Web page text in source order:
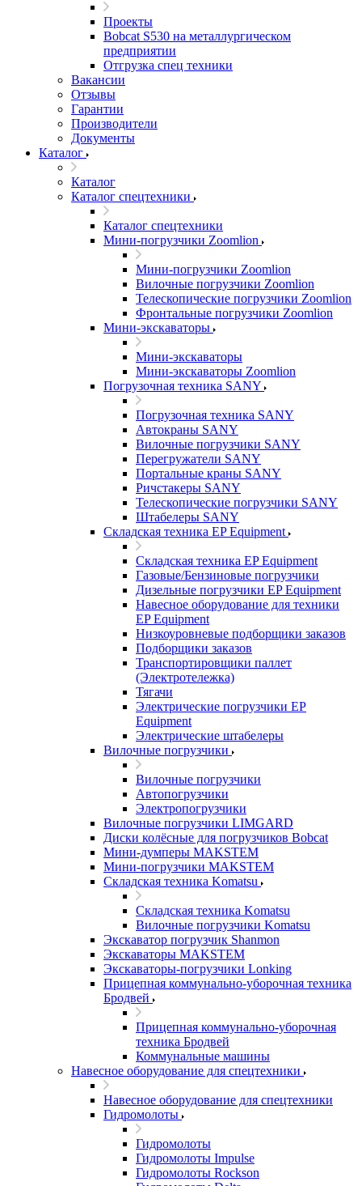
Проекты
Bobcat S530 на металлургическом
предприятии
Отгрузка спец техники
Вакансии
Отзывы
Гарантии
Производители
Документы
Каталог
Каталог
Каталог спецтехники
Каталог спецтехники
Мини-погрузчики Zoomlion
Мини-погрузчики Zoomlion
Вилочные погрузчики Zoomlion
Телескопические погрузчики Zoomlion
Фронтальные погрузчики Zoomlion
Мини-экскаваторы
Мини-экскаваторы
Мини-экскаваторы Zoomlion
Погрузочная техника SANY
Погрузочная техника SANY
Автокраны SANY
Вилочные погрузчики SANY
Перегружатели SANY
Портальные краны SANY
Ричстакеры SANY
Телескопические погрузчики SANY
Штабелеры SANY
Складская техника EP Equipment
Складская техника EP Equipment
Газовые/Бензиновые погрузчики
Дизельные погрузчики EP Equipment
Навесное оборудование для техники
EP Equipment
Низкоуровневые подборщики заказов
Подборщики заказов
Транспортировщики паллет
(Электротележка)
Тягачи
Электрические погрузчики EP
Equipment
Электрические штабелеры
Вилочные погрузчики
Вилочные погрузчики
Автопогрузчики
Электропогрузчики
Вилочные погрузчики LIMGARD
Диски колёсные для погрузчиков Bobcat
Мини-думперы MAKSTEM
Мини-погрузчики MAKSTEM
Складская техника Komatsu
Складская техника Komatsu
Вилочные погрузчики Komatsu
Экскаватор погрузчик Shanmon
Экскаваторы MAKSTEM
Экскаваторы-погрузчики Lonking
Прицепная коммунально-уборочная техника
Бродвей
Прицепная коммунально-уборочная
техника Бродвей
Коммунальные машины
Навесное оборудование для спецтехники
Навесное оборудование для спецтехники
Гидромолоты
Гидромолоты
Гидромолоты Impulse
Гидромолоты Rockson